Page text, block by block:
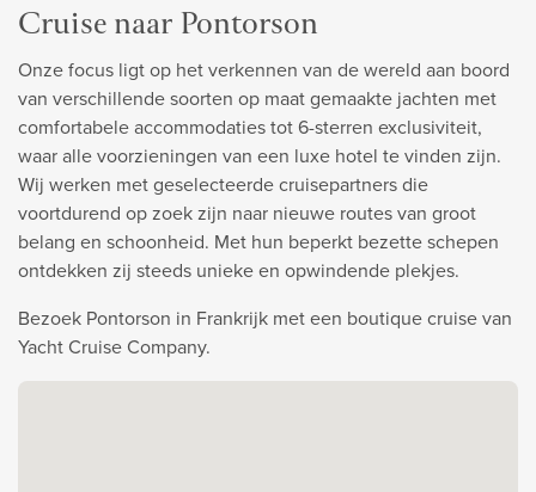
Cruise naar Pontorson
Onze focus ligt op het verkennen van de wereld aan boord
van verschillende soorten op maat gemaakte jachten met
comfortabele accommodaties tot 6-sterren exclusiviteit,
waar alle voorzieningen van een luxe hotel te vinden zijn.
Wij werken met geselecteerde cruisepartners die
voortdurend op zoek zijn naar nieuwe routes van groot
belang en schoonheid. Met hun beperkt bezette schepen
ontdekken zij steeds unieke en opwindende plekjes.
Bezoek Pontorson in Frankrijk met een boutique cruise van
Yacht Cruise Company.